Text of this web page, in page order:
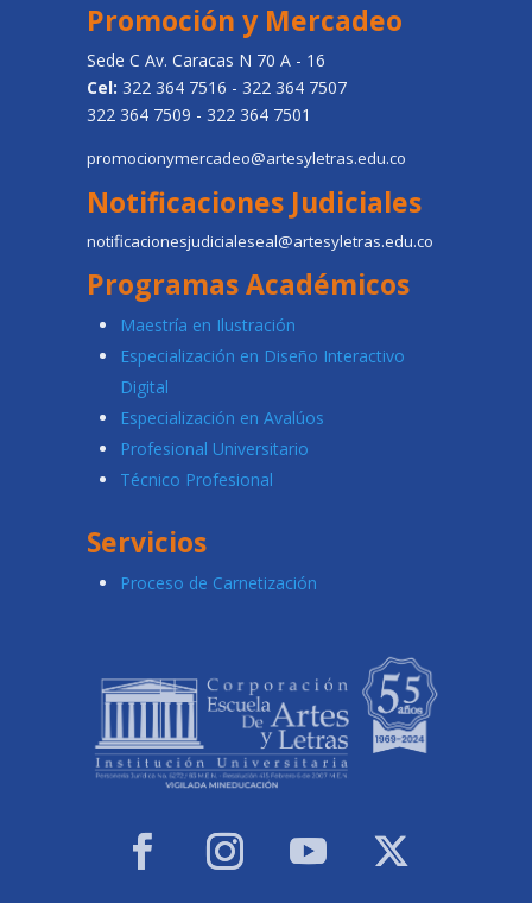
Promoción y Mercadeo
Sede C Av. Caracas N 70 A - 16
Cel: 322 364 7516 - 322 364 7507
322 364 7509 - 322 364 7501
promocionymercadeo@artesyletras.edu.co
Notificaciones Judiciales
notificacionesjudicialeseal@artesyletras.edu.co
Programas Académicos
Maestría en Ilustración
Especialización en Diseño Interactivo
Digital
Especialización en Avalúos
Profesional Universitario
Técnico Profesional
Servicios
Proceso de Carnetización